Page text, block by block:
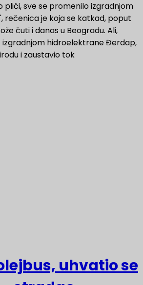
plići, sve se promenilo izgradnjom
rečenica je koja se katkad, poput
čuti i danas u Beogradu. Ali,
izgradnjom hidroelektrane Đerdap,
i zaustavio tok
uhvatio se